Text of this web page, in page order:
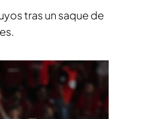
tras un saque de